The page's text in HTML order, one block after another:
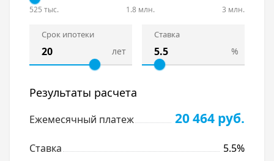
525 тыс. 1.8 млн. 3 млн.
Срок ипотеки
лет
Ставка
%
Результаты расчета
Ежемесячный платеж 20 464 руб.
Ставка
5.5%